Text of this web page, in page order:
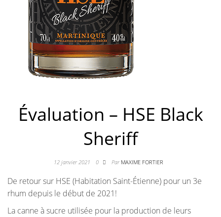
Évaluation – HSE Black
Sheriff
12 janvier 2021 0 Par MAXIME FORTIER
De retour sur HSE (Habitation Saint-Étienne) pour un 3e
rhum depuis le début de 2021!
La canne à sucre utilisée pour la production de leurs